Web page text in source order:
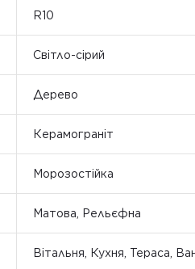
R10
Світло-сірий
Дерево
Керамограніт
Морозостійка
Матова, Рельєфна
Вітальня, Кухня, Тераса,